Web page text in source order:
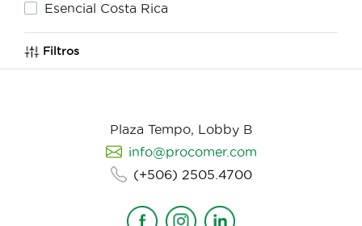
Esencial Costa Rica
Filtros
Plaza Tempo, Lobby B
info@procomer.com
(+506) 2505.4700